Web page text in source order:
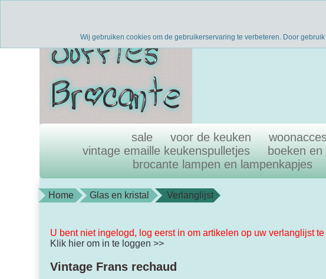
sale voor de keuken
vintage emaille keukenspulletjes
boeken
brocante lampen en lampenkapjes
Home Glas en kristal Verlanglijst
U bent niet ingelogd, log eerst in om artikelen op uw verlanglijst
Klik hier om in te loggen >>
Vintage Frans rechaud
Wij gebruiken cookies om de gebruikerservaring te verbeteren. Door